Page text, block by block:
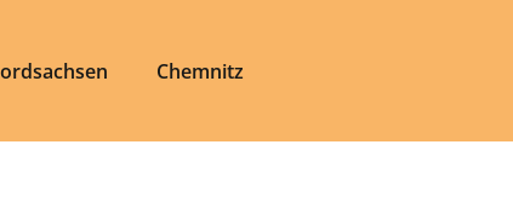
Chemnitz